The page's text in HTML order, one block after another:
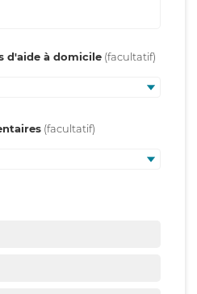
d'aide à domicile